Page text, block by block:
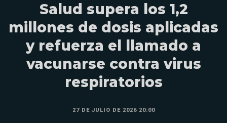
Salud supera los 1,2
millones de dosis aplicadas
y refuerza el llamado a
vacunarse contra virus
respiratorios
27 DE JULIO DE 2026 20:00